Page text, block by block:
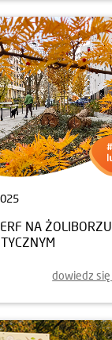
NA ŻOLIBORZU
dowiedz